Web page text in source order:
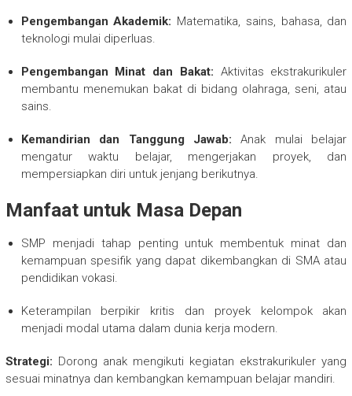
Pengembangan Akademik: Matematika, sains, bahasa, dan
teknologi mulai diperluas.
Pengembangan Minat dan Bakat: Aktivitas ekstrakurikuler
membantu menemukan bakat di bidang olahraga, seni, atau
sains.
Kemandirian dan Tanggung Jawab: Anak mulai belajar
mengatur waktu belajar, mengerjakan proyek, dan
mempersiapkan diri untuk jenjang berikutnya.
Manfaat untuk Masa Depan
SMP menjadi tahap penting untuk membentuk minat dan
kemampuan spesifik yang dapat dikembangkan di SMA atau
pendidikan vokasi.
Keterampilan berpikir kritis dan proyek kelompok akan
menjadi modal utama dalam dunia kerja modern.
Strategi: Dorong anak mengikuti kegiatan ekstrakurikuler yang
sesuai minatnya dan kembangkan kemampuan belajar mandiri.